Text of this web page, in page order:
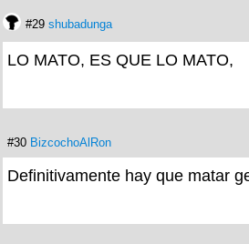
#29 shubadunga
LO MATO, ES QUE LO MATO,
#30 BizcochoAlRon
Definitivamente hay que matar